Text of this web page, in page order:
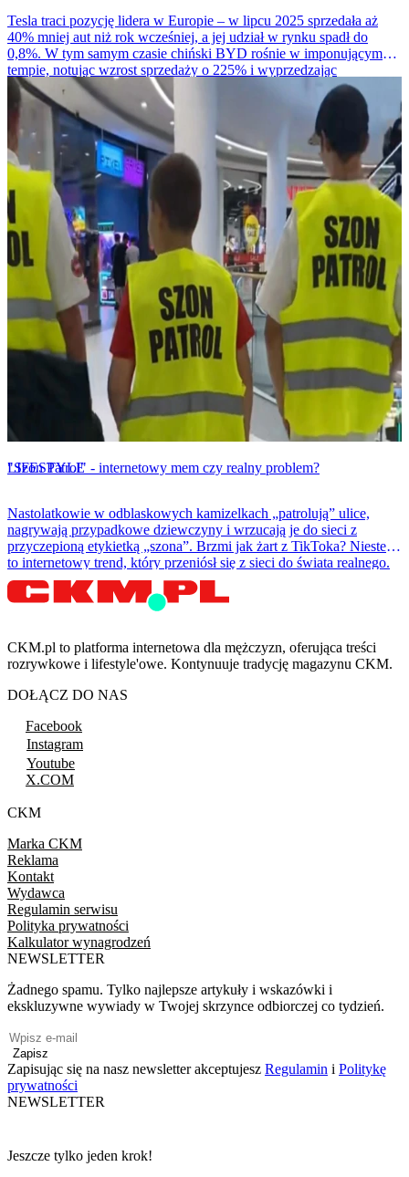
Tesla traci pozycję lidera w Europie – w lipcu 2025 sprzedała aż
40% mniej aut niż rok wcześniej, a jej udział w rynku spadł do
0,8%. W tym samym czasie chiński BYD rośnie w imponującym
tempie, notując wzrost sprzedaży o 225% i wyprzedzając
amerykańskiego giganta.
LIFESTYLE
"Szon Patrol" - internetowy mem czy realny problem?
Nastolatkowie w odblaskowych kamizelkach „patrolują” ulice,
nagrywają przypadkowe dziewczyny i wrzucają je do sieci z
przyczepioną etykietką „szona”. Brzmi jak żart z TikToka? Niestety
to internetowy trend, który przeniósł się z sieci do świata realnego.
CKM.pl to platforma internetowa dla mężczyzn, oferująca treści
rozrywkowe i lifestyle'owe. Kontynuuje tradycję magazynu CKM.
DOŁĄCZ DO NAS
Facebook
Instagram
Youtube
X.COM
CKM
Marka CKM
Reklama
Kontakt
Wydawca
Regulamin serwisu
Polityka prywatności
Kalkulator wynagrodzeń
NEWSLETTER
Żadnego spamu. Tylko najlepsze artykuły i wskazówki i
ekskluzywne wywiady w Twojej skrzynce odbiorczej co tydzień.
Zapisz
Zapisując się na nasz newsletter akceptujesz Regulamin i Politykę
prywatności
NEWSLETTER
Jeszcze tylko jeden krok!